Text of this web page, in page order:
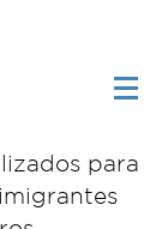
para